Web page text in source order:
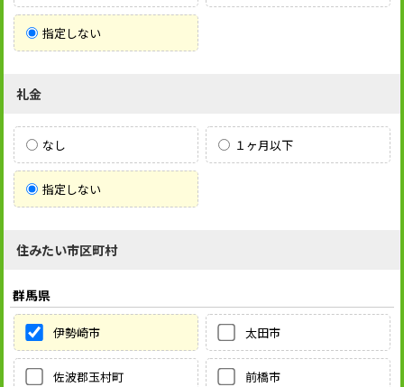
指定しない
礼金
なし １ヶ月以下
指定しない
住みたい市区町村
群馬県
伊勢崎市 太田市
佐波郡玉村町 前橋市